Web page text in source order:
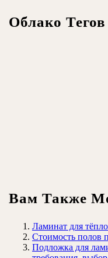
Облако Тегов
Вам Также
Ламинат для
Стоимость полов
Подложка для